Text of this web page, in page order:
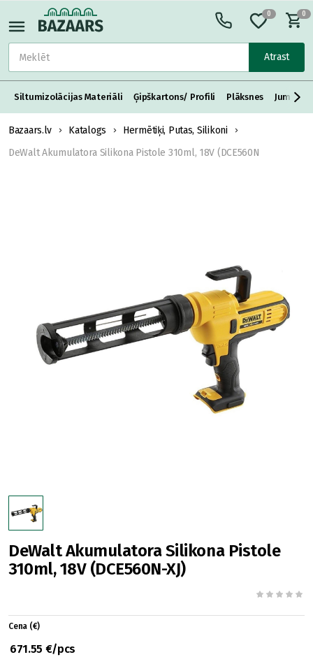
Atrast
0 0
Siltumizolācijas Materiāli Ģipškartons/ Profili Plāksnes Jumta
Bazaars.lv Katalogs
Hermētiķi, Putas, Silikoni
DeWalt Akumulatora Silikona Pistole 310ml, 18V (DCE560N
DeWalt Akumulatora Silikona Pistole
310ml, 18V (DCE560N-XJ)
Cena (€)
671.55 €/pcs